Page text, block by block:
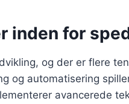
inden for
og der er flere
og automatisering
avancerede